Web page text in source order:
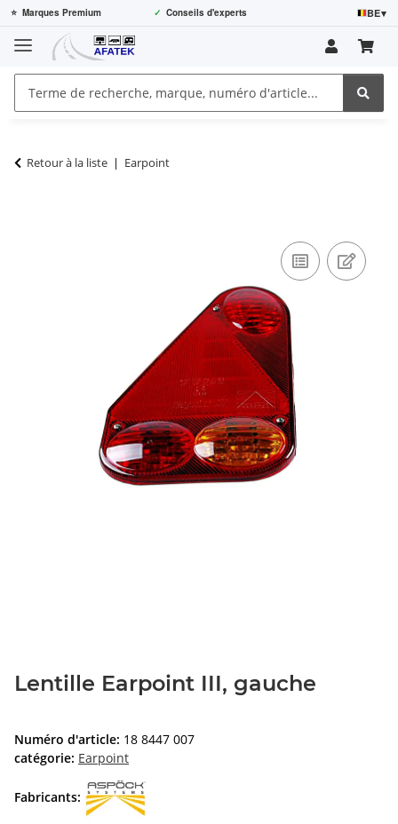
⭐ Marques Premium ✓ Conseils d'experts BE▾
Retour à la liste Earpoint
Lentille Earpoint III, gauche
Numéro d'article: 18 8447 007
catégorie: Earpoint
Fabricants: